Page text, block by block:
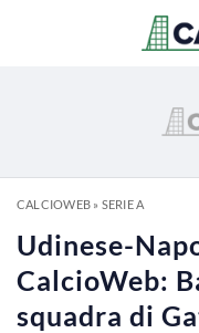
CALCIOWEB» SERIE A
Udinese-
CalcioWeb:
squadra di